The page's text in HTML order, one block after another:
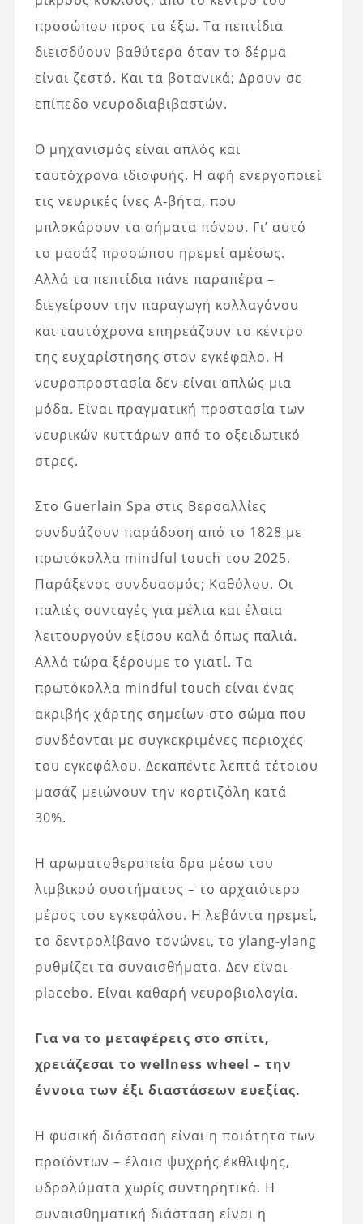
προσώπου προς τα έξω. Τα πεπτίδια
διεισδύουν βαθύτερα όταν το δέρμα
είναι ζεστό. Και τα βοτανικά; Δρουν σε
επίπεδο νευροδιαβιβαστών.
Ο μηχανισμός είναι απλός και
ταυτόχρονα ιδιοφυής. Η αφή ενεργοποιεί
τις νευρικές ίνες Α-βήτα, που
μπλοκάρουν τα σήματα πόνου. Γι’ αυτό
το μασάζ προσώπου ηρεμεί αμέσως.
Αλλά τα πεπτίδια πάνε παραπέρα –
διεγείρουν την παραγωγή κολλαγόνου
και ταυτόχρονα επηρεάζουν το κέντρο
της ευχαρίστησης στον εγκέφαλο. Η
νευροπροστασία δεν είναι απλώς μια
μόδα. Είναι πραγματική προστασία των
νευρικών κυττάρων από το οξειδωτικό
στρες.
Στο Guerlain Spa στις Βερσαλλίες
συνδυάζουν παράδοση από το 1828 με
πρωτόκολλα mindful touch του 2025.
Παράξενος συνδυασμός; Καθόλου. Οι
παλιές συνταγές για μέλια και έλαια
λειτουργούν εξίσου καλά όπως παλιά.
Αλλά τώρα ξέρουμε το γιατί. Τα
πρωτόκολλα mindful touch είναι ένας
ακριβής χάρτης σημείων στο σώμα που
συνδέονται με συγκεκριμένες περιοχές
του εγκεφάλου. Δεκαπέντε λεπτά τέτοιου
μασάζ μειώνουν την κορτιζόλη κατά
30%.
Η αρωματοθεραπεία δρα μέσω του
λιμβικού συστήματος – το αρχαιότερο
μέρος του εγκεφάλου. Η λεβάντα ηρεμεί,
το δεντρολίβανο τονώνει, το ylang-ylang
ρυθμίζει τα συναισθήματα. Δεν είναι
placebo. Είναι καθαρή νευροβιολογία.
Για να το μεταφέρεις στο σπίτι,
χρειάζεσαι το wellness wheel – την
έννοια των έξι διαστάσεων ευεξίας.
Η φυσική διάσταση είναι η ποιότητα των
προϊόντων – έλαια ψυχρής έκθλιψης,
υδρολύματα χωρίς συντηρητικά. Η
συναισθηματική διάσταση είναι η